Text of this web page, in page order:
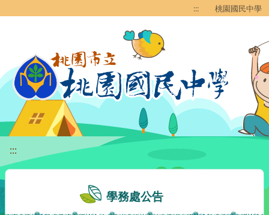
::: 桃園國民中學
:::
學務處公告